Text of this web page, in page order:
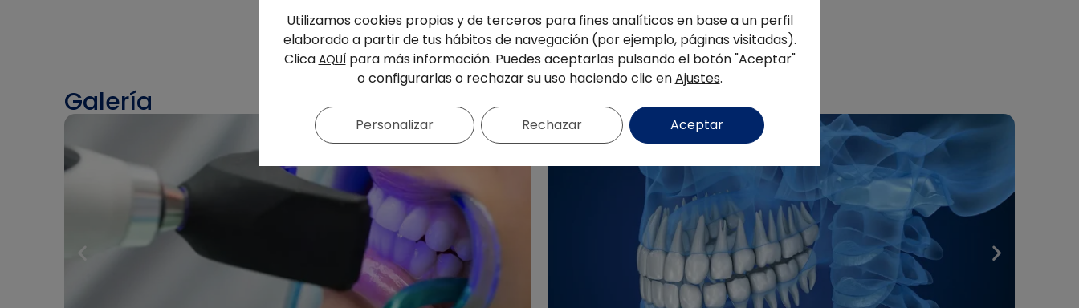
Galería
Utilizamos cookies propias y de terceros para fines analíticos en base a un perfil
elaborado a partir de tus hábitos de navegación (por ejemplo, páginas visitadas).
Clica AQUÍpara más información. Puedes aceptarlas pulsando el botón "Aceptar"
o configurarlas o rechazar su uso haciendo clic enAjustes.
Aceptar
Rechazar
Personalizar